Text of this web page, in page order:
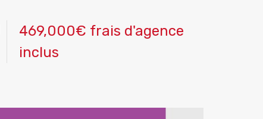
469,000€ frais d'agence
inclus